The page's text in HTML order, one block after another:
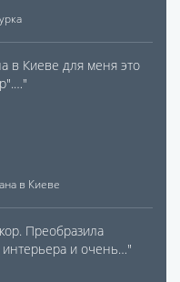
в Киеве для меня это
"
в Киеве
Преобразила
и очень…"